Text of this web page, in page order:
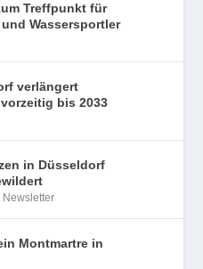
Treffpunkt für
Wassersportler
verlängert
bis 2033
in Düsseldorf
Newsletter
Montmartre in